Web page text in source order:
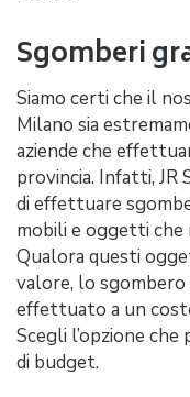
Sgomberi
Siamo certi che il
Milano sia
aziende che
provincia. Infatti, JR
di effettuare
mobili e oggetti che
Qualora questi
valore, lo
effettuato a un
Scegli l’opzione
di budget.